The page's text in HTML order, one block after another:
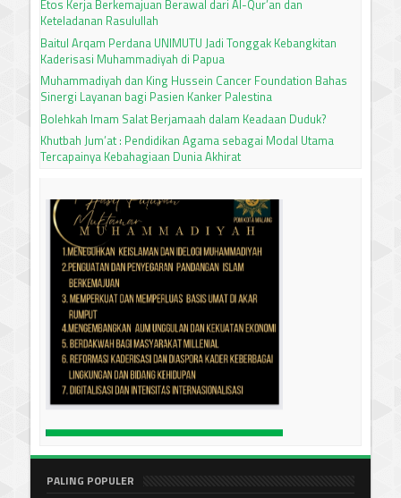
Etos Kerja Berkemajuan Berawal dari Al-Qur’an dan
Keteladanan Rasulullah
Baitul Arqam Perdana UNIMUTU Jadi Tonggak Kebangkitan
Kaderisasi Muhammadiyah di Papua
Muhammadiyah dan King Hussein Cancer Foundation Bahas
Sinergi Layanan bagi Pasien Kanker Palestina
Bolehkah Imam Salat Berjamaah dalam Keadaan Duduk?
Khutbah Jum’at : Pendidikan Agama sebagai Modal Utama
Tercapainya Kebahagiaan Dunia Akhirat
PALING POPULER